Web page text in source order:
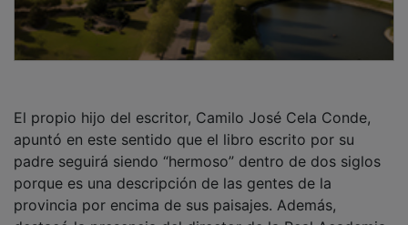
apuntó en este sentido que el libro escrito por su
padre seguirá siendo “hermoso” dentro de dos siglos
porque es una descripción de las gentes de la
provincia por encima de sus paisajes. Además,
destacó la presencia del director de la Real Academia